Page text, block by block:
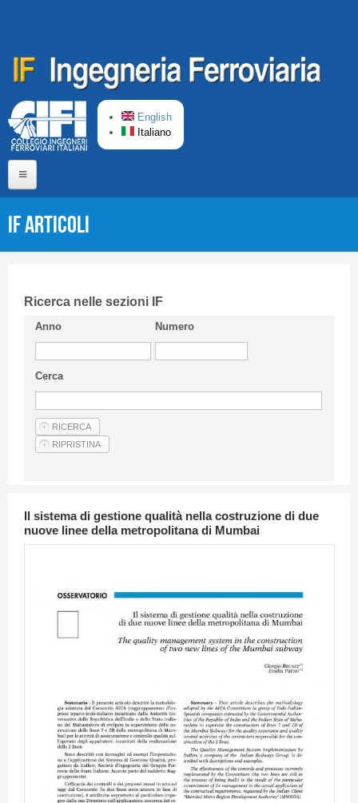
English
Italiano
CIFI in breve
Linee Guida
Privacy Policy
Articoli
IF Articoli
Ricerca nelle sezioni IF
Anno Numero
Cerca
Il sistema di gestione qualità nella costruzione di due
nuove linee della metropolitana di Mumbai